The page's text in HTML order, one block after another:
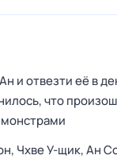
и отвезти её в
что
Чхве У-щик,Ан